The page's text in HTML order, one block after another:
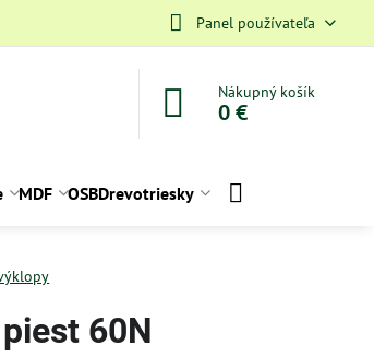
Panel používateľa
Nákupný košík
0 €
MDF OSBDrevotriesky
60N